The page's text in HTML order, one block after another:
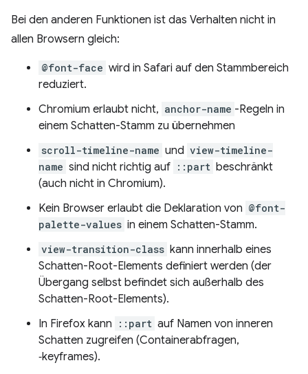
Bei den anderen Funktionen ist das Verhalten nicht in
allen Browsern gleich:
@font-face wird in Safari auf den Stammbereich
reduziert.
Chromium erlaubt nicht, anchor-name -Regeln in
einem Schatten-Stamm zu übernehmen
scroll-timeline-name und view-timeline-
name sind nicht richtig auf ::part beschränkt
(auch nicht in Chromium).
Kein Browser erlaubt die Deklaration von @font-
palette-values in einem Schatten-Stamm.
view-transition-class kann innerhalb eines
Schatten-Root-Elements definiert werden (der
Übergang selbst befindet sich außerhalb des
Schatten-Root-Elements).
In Firefox kann
::part auf Namen von inneren
Schatten zugreifen (Containerabfragen,
‑keyframes).